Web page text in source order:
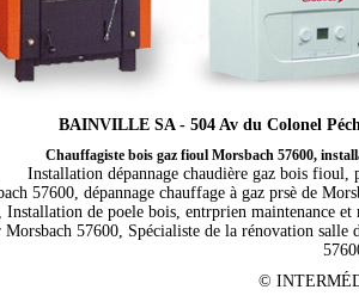
BAINVILLE SA - 504 Av du Colonel
Chauffagiste bois gaz fioul Morsbach 57600,
Installation dépannage chaudière gaz bois fioul,
57600, dépannage chauffage à gaz prsè de
de poele bois, entrprien maintenance
57600, Spécialiste de la rénovation
©